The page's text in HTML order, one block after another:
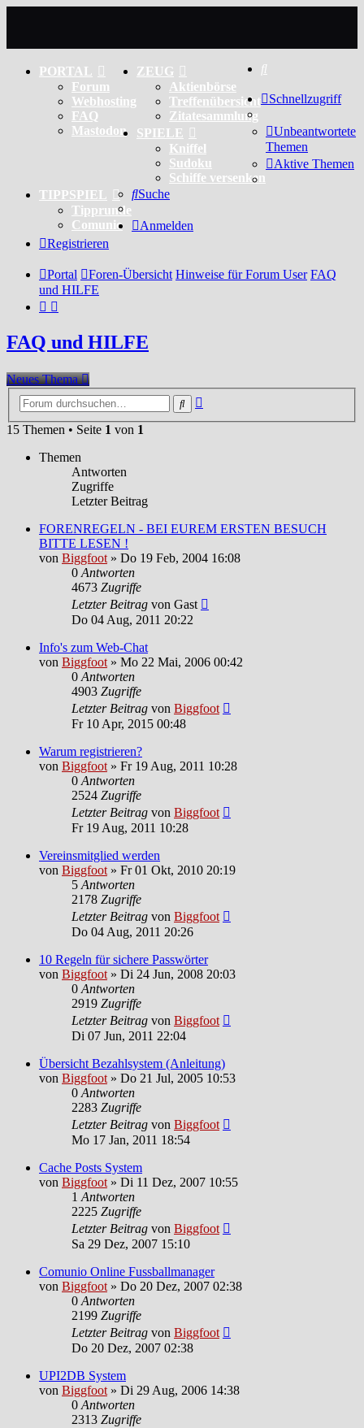
PORTAL
Forum
Webhosting
FAQ
Mastodon
ZEUG
Aktienbörse
Treffenübersicht
Zitatesammlung
SPIELE
Kniffel
Sudoku
Schiffe versenken
TIPPSPIEL
Tipprunde
Comunio
Schnellzugriff
Unbeantwortete
Themen
Aktive Themen
Suche
Anmelden
Registrieren
Portal Foren-Übersicht Hinweise für Forum User FAQ
und HILFE
FAQ und HILFE
Neues Thema
Suche
15 Themen • Seite 1 von 1
Themen
Antworten
Zugriffe
Letzter Beitrag
FORENREGELN - BEI EUREM ERSTEN BESUCH
BITTE LESEN !
von Biggfoot» Do 19 Feb, 2004 16:08
0Antworten
4673 Zugriffe
Letzter Beitrag von Gast
Do 04 Aug, 2011 20:22
Info's zum Web-Chat
von Biggfoot» Mo 22 Mai, 2006 00:42
0Antworten
4903 Zugriffe
Letzter Beitrag von Biggfoot
Fr 10 Apr, 2015 00:48
Warum registrieren?
von Biggfoot» Fr 19 Aug, 2011 10:28
0Antworten
2524 Zugriffe
Letzter Beitrag von Biggfoot
Fr 19 Aug, 2011 10:28
Vereinsmitglied werden
von Biggfoot» Fr 01 Okt, 2010 20:19
5Antworten
2178 Zugriffe
Letzter Beitrag von Biggfoot
Do 04 Aug, 2011 20:26
10 Regeln für sichere Passwörter
von Biggfoot» Di 24 Jun, 2008 20:03
0Antworten
2919 Zugriffe
Letzter Beitrag von Biggfoot
Di 07 Jun, 2011 22:04
Übersicht Bezahlsystem (Anleitung)
von Biggfoot» Do 21 Jul, 2005 10:53
0Antworten
2283 Zugriffe
Letzter Beitrag von Biggfoot
Mo 17 Jan, 2011 18:54
Cache Posts System
von Biggfoot» Di 11 Dez, 2007 10:55
1Antworten
2225 Zugriffe
Letzter Beitrag von Biggfoot
Sa 29 Dez, 2007 15:10
Comunio Online Fussballmanager
von Biggfoot» Do 20 Dez, 2007 02:38
0Antworten
2199 Zugriffe
Letzter Beitrag von Biggfoot
Do 20 Dez, 2007 02:38
UPI2DB System
von Biggfoot» Di 29 Aug, 2006 14:38
0Antworten
2313 Zugriffe